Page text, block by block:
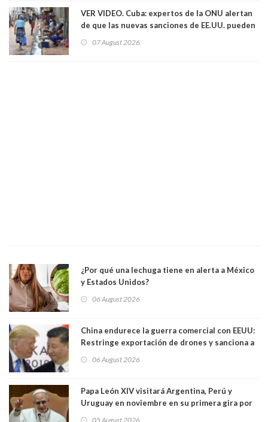
VER VIDEO. Cuba: expertos de la ONU alertan
de que las nuevas sanciones de EE.UU. pueden
07 August 2026
¿Por qué una lechuga tiene en alerta a México
y Estados Unidos?
06 August 2026
China endurece la guerra comercial con EEUU:
Restringe exportación de drones y sanciona a
06 August 2026
Papa León XIV visitará Argentina, Perú y
Uruguay en noviembre en su primera gira por
05 August 2026